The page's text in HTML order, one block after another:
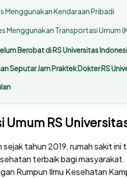
Menggunakan Kendaraan Pribadi
Menggunakan Transportasi Umum
Berobat di RS Universitas
Seputar Jam Praktek Dokter RS
Umum RS
sejak tahun 2019, rumah sakit
terbaik bagi
Rumpun Ilmu Kesehatan